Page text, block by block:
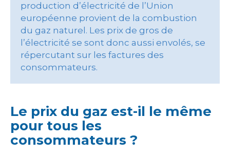
production d’électricité de l’Union
européenne provient de la combustion
du gaz naturel. Les prix de gros de
l’électricité se sont donc aussi envolés, se
répercutant sur les factures des
consommateurs.
Le prix du gaz est-il le même
pour tous les
consommateurs ?